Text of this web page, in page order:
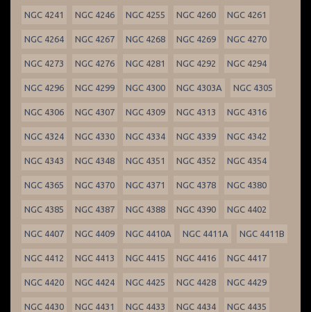
NGC 4241 NGC 4246 NGC 4255 NGC 4260 NGC 4261
NGC 4264 NGC 4267 NGC 4268 NGC 4269 NGC 4270
NGC 4273 NGC 4276 NGC 4281 NGC 4292 NGC 4294
NGC 4296 NGC 4299 NGC 4300 NGC 4303A NGC 4305
NGC 4306 NGC 4307 NGC 4309 NGC 4313 NGC 4316
NGC 4324 NGC 4330 NGC 4334 NGC 4339 NGC 4342
NGC 4343 NGC 4348 NGC 4351 NGC 4352 NGC 4354
NGC 4365 NGC 4370 NGC 4371 NGC 4378 NGC 4380
NGC 4385 NGC 4387 NGC 4388 NGC 4390 NGC 4402
NGC 4407 NGC 4409 NGC 4410A NGC 4411A NGC 4411B
NGC 4412 NGC 4413 NGC 4415 NGC 4416 NGC 4417
NGC 4420 NGC 4424 NGC 4425 NGC 4428 NGC 4429
NGC 4430 NGC 4431 NGC 4433 NGC 4434 NGC 4435